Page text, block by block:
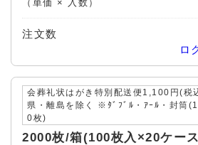
（単価 × 入数）
注文数
ロ
会葬礼状はがき特別配送便1,100円(
県・離島を除く ※ﾀﾞﾌﾞﾙ・ｱｰﾙ・封筒
0枚)
2000枚/箱(100枚入×20ケー